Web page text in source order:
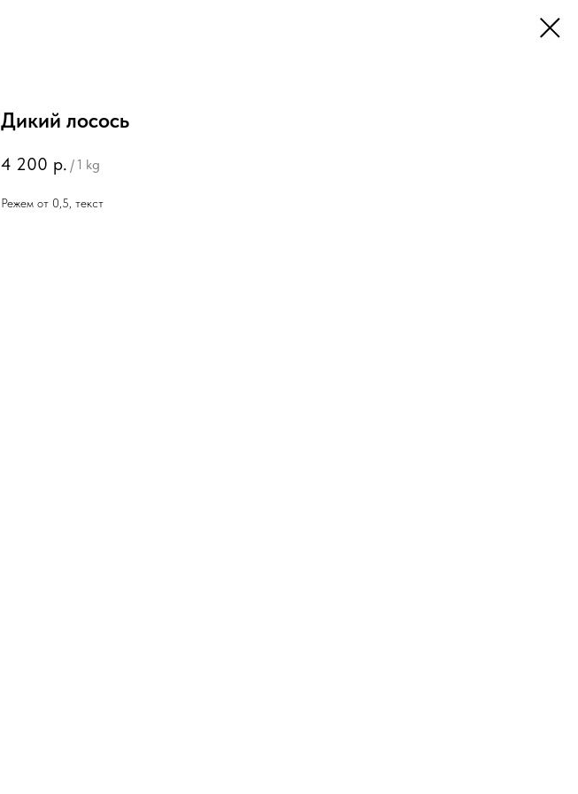
Дикий лосось
4 200 р. / 1 kg
Режем от 0,5, текст